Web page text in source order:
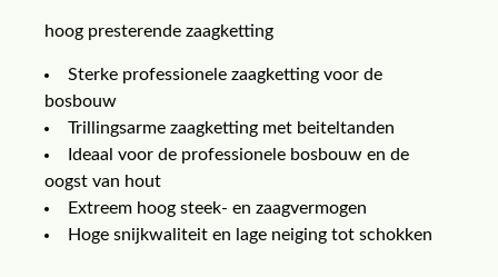
hoog presterende zaagketting
Sterke professionele zaagketting voor de
bosbouw
Trillingsarme zaagketting met beiteltanden
Ideaal voor de professionele bosbouw en de
oogst van hout
Extreem hoog steek- en zaagvermogen
Hoge snijkwaliteit en lage neiging tot schokken